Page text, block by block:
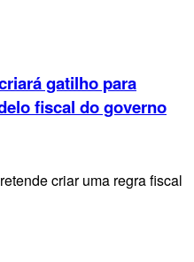
gatilho para
fiscal do governo
criar uma regra fiscal